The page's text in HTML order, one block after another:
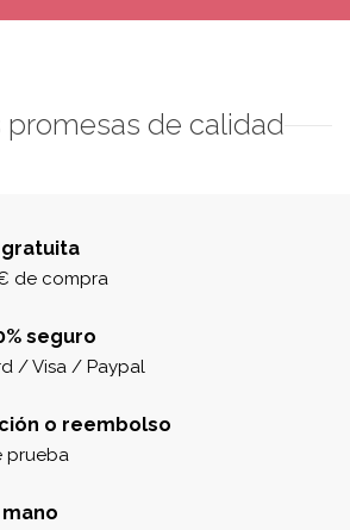
promesas de calidad
de compra
seguro
/ Visa / Paypal
o reembolso
prueba